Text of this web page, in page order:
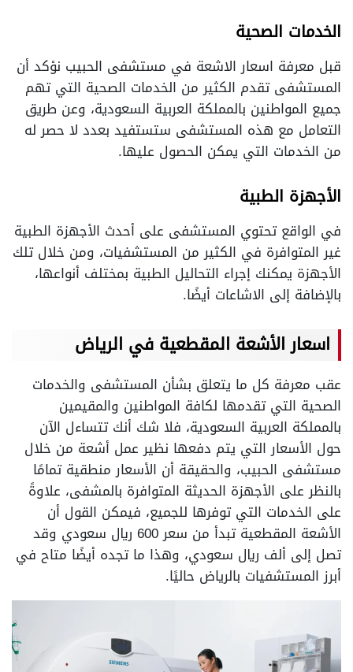
الخدمات الصحية
قبل معرفة اسعار الاشعة في مستشفى الحبيب نؤكد أن
المستشفى تقدم الكثير من الخدمات الصحية التي تهم
جميع المواطنين بالمملكة العربية السعودية، وعن طريق
التعامل مع هذه المستشفى ستستفيد بعدد لا حصر له
من الخدمات التي يمكن الحصول عليها.
الأجهزة الطبية
في الواقع تحتوي المستشفى على أحدث الأجهزة الطبية
غير المتوافرة في الكثير من المستشفيات، ومن خلال تلك
الأجهزة يمكنك إجراء التحاليل الطبية بمختلف أنواعها،
بالإضافة إلى الاشاعات أيضًا.
اسعار الأشعة المقطعية في الرياض
عقب معرفة كل ما يتعلق بشأن المستشفى والخدمات
الصحية التي تقدمها لكافة المواطنين والمقيمين
بالمملكة العربية السعودية، فلا شك أنك تتساءل الآن
حول الأسعار التي يتم دفعها نظير عمل أشعة من خلال
مستشفى الحبيب، والحقيقة أن الأسعار منطقية تمامًا
بالنظر على الأجهزة الحديثة المتوافرة بالمشفى، علاوةً
على الخدمات التي توفرها للجميع، فيمكن القول أن
الأشعة المقطعية تبدأ من سعر 600 ريال سعودي وقد
تصل إلى ألف ريال سعودي، وهذا ما تجده أيضًا متاح في
أبرز المستشفيات بالرياض حاليًا.